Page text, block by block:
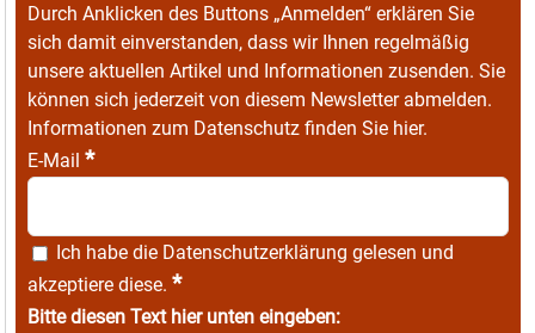
Durch Anklicken des Buttons „Anmelden“ erklären Sie
sich damit einverstanden, dass wir Ihnen regelmäßig
unsere aktuellen Artikel und Informationen zusenden. Sie
können sich jederzeit von diesem Newsletter abmelden.
Informationen zum Datenschutz finden Sie hier.
E-Mail *
Ich habe die Datenschutzerklärung gelesen und
akzeptiere diese. *
Bitte diesen Text hier unten eingeben: